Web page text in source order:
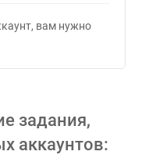
вам нужно
задания,
аккаунтов: